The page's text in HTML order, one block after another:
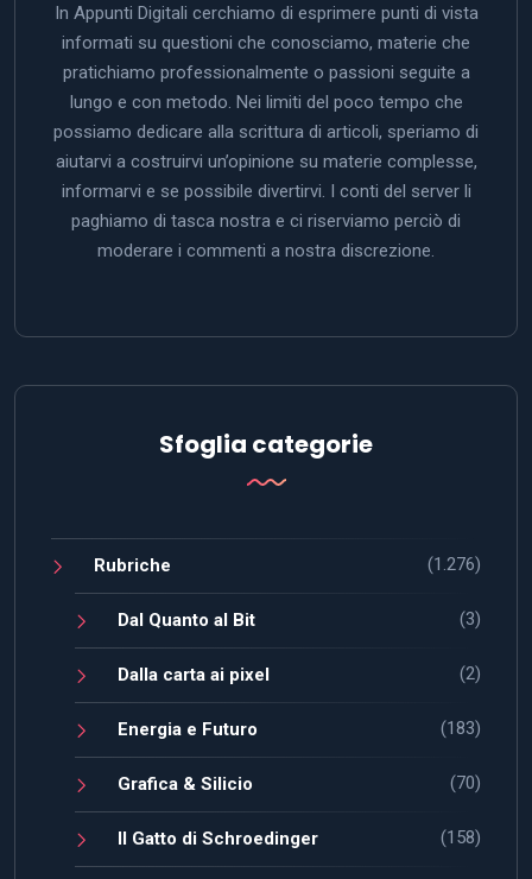
In Appunti Digitali cerchiamo di esprimere punti di vista
informati su questioni che conosciamo, materie che
pratichiamo professionalmente o passioni seguite a
lungo e con metodo. Nei limiti del poco tempo che
possiamo dedicare alla scrittura di articoli, speriamo di
aiutarvi a costruirvi un’opinione su materie complesse,
informarvi e se possibile divertirvi. I conti del server li
paghiamo di tasca nostra e ci riserviamo perciò di
moderare i commenti a nostra discrezione.
Sfoglia categorie
Rubriche (1.276)
Dal Quanto al Bit (3)
Dalla carta ai pixel (2)
Energia e Futuro (183)
Grafica & Silicio (70)
Il Gatto di Schroedinger (158)